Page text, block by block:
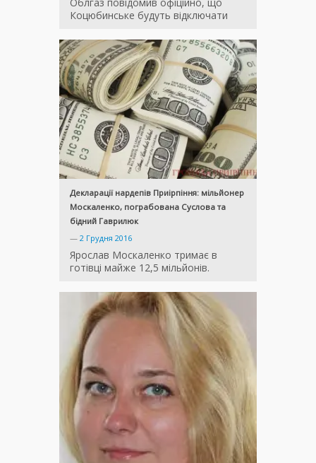
Коцюбинське будуть відключати
Декларації нардепів Приірпіння: мільйонер
Москаленко, пограбована Суслова та
бідний Гаврилюк
— 2 Грудня 2016
Ярослав Москаленко тримає в
готівці майже 12,5 мільйонів.